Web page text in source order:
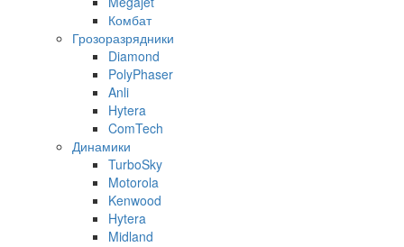
Комбат
Грозоразрядники
Diamond
PolyPhaser
Anli
Hytera
ComTech
Динамики
TurboSky
Motorola
Kenwood
Hytera
Midland